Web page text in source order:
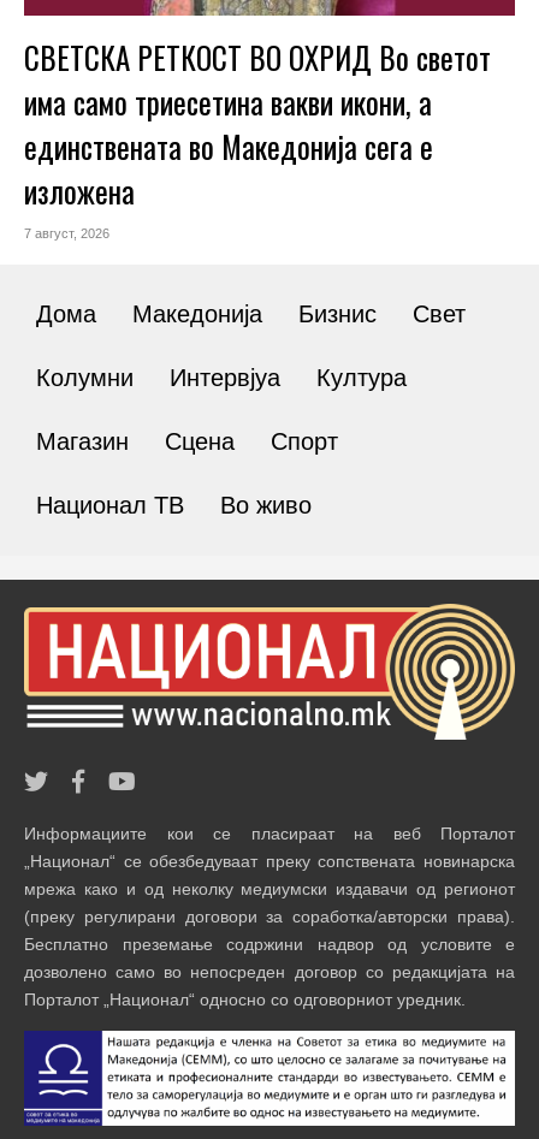
СВЕТСКА РЕТКОСТ ВО ОХРИД Во светот
има само триесетина вакви икони, а
единствената во Македонија сега е
изложена
7 август, 2026
Дома Македонија Бизнис Свет
Колумни Интервјуа Култура
Магазин Сцена Спорт
Национал ТВ Во живо
Информациите кои се пласираат на веб Порталот
„Национал“ се обезбедуваат преку сопствената новинарска
мрежа како и од неколку медиумски издавачи од регионот
(преку регулирани договори за соработка/авторски права).
Бесплатно преземање содржини надвор од условите е
дозволено само во непосреден договор со редакцијата на
Порталот „Национал“ односно со одговорниот уредник.